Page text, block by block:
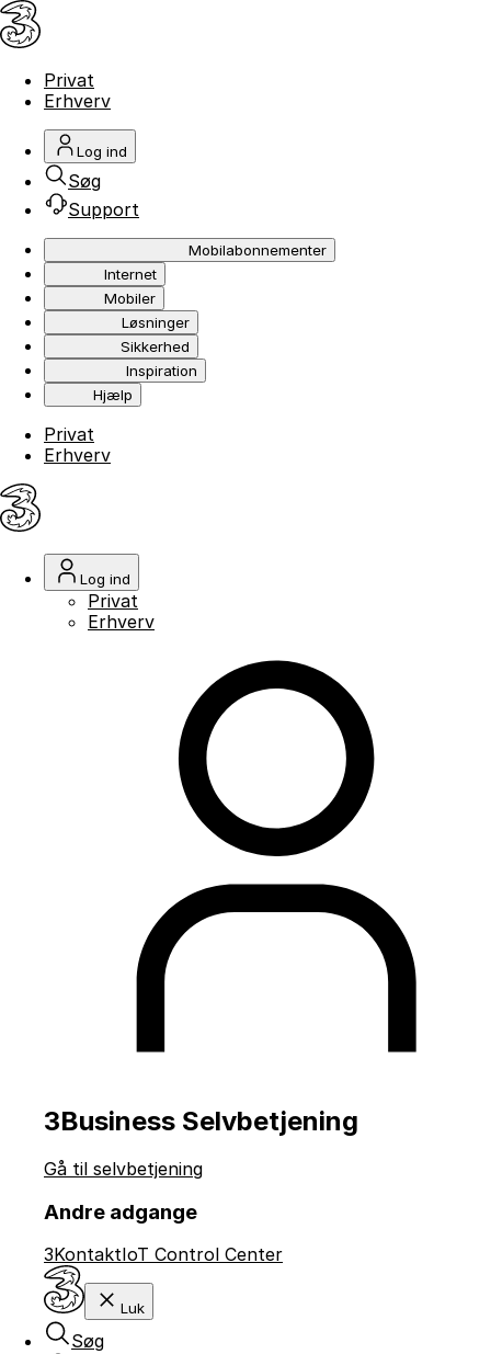
Privat
Erhverv
Log ind
Søg
Support
Mobilabonnementer
Internet
Mobiler
Løsninger
Sikkerhed
Inspiration
Hjælp
Privat
Erhverv
Log ind
Privat
Erhverv
3Business Selvbetjening
Gå til selvbetjening
Andre adgange
3KontaktIoT Control Center
Luk
Søg